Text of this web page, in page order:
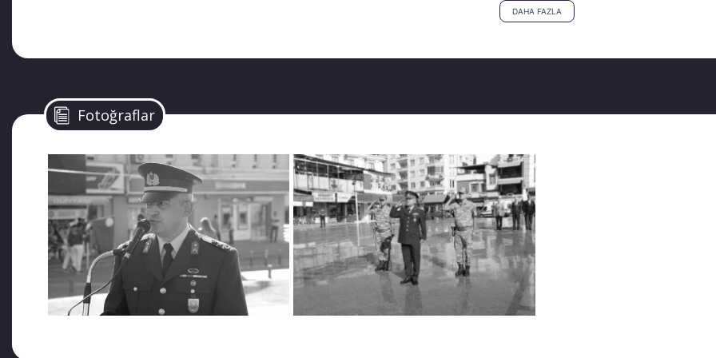
konulardaki iştigalim sebebiyle çok miktarda nekroloji okudum. Fakat Türk Milletinin mümtaz bir evladı,
dolaştı. Öfkem dinsin diye 3-4 günden beri bekliyorum. Nihayet kalemi elime alabildim” diye mektubuna
“Piyade Yarbay Enes, hem Fransızca hem de Arapça öğretmeni olan bir babanın evladı idi. İstanbul-
Küçüklükten beri hayalini kurduğu Askerlik mesleğine gönlünü kaptırdı. Bu yolda 1999 yılında Kara Harp
olmak için çalıştı ama Harp Akademilerini kazanamadı. Ama olsundu, bilgi küpüydü. Kurmaylığın bir alt versiyonu
okuyarak mezun oldu. Başarılı kıt’a görevlerinden sonra başarılarından dolayı; mezun olduğu Kara Harp
15 Temmuz 2016’daki menfur olaylara Afganistan’da dış görevde iken yakalandı. Görevden döndü, derhal Kilis’e
İstihbarat Subayı (S-2, S-3) olarak tayin edildi. -TSK’nın her şerefli mensubunun yaptığı biçimde- hiçbir şey
diye sormadan evini ve ailesini alarak Kilis’e yerleşti.
-Gayet parlak bir kariyer değil mi? Ama öyle değil işte… Enes’i önce gözaltına aldılar, sonra tutukladılar. Yafta
DAHA FAZLA
Fotoğraflar